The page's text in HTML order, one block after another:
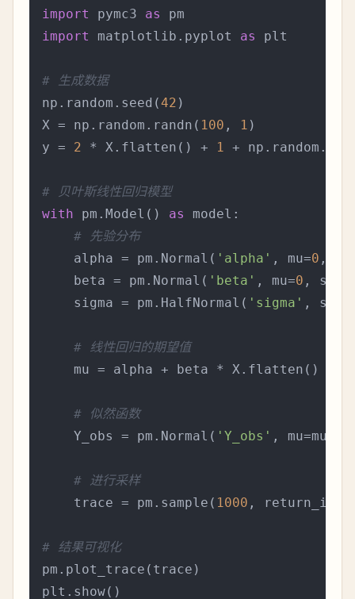
import
pymc3 as
import
matplotlib.pyplot as plt
# 生成数据
np.random.seed(42 )
X = np.random.randn( 100 , 1 )
y = 2 * X.flatten() + 1 +
# 贝叶斯线性回归模型
with pm.Model() as
model:
# 先验分布
    alpha = pm.Normal(
'alpha' , mu=0 ,
    beta = pm.Normal(
'beta' , mu=0 ,
    sigma = pm.HalfNormal(
'sigma' ,
# 线性回归的期望值
    mu = alpha + beta * X.flatten()
# 似然函数
    Y_obs = pm.Normal(
'Y_obs' , mu=mu,
# 进行采样
    trace = pm.sample(
1000 ,
# 结果可视化
pm.plot_trace(trace)